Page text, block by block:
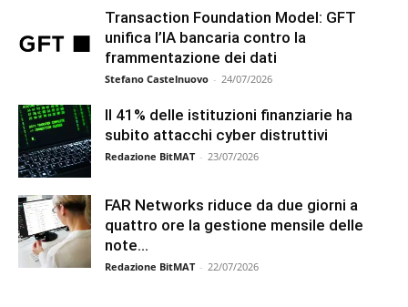
Transaction Foundation Model: GFT
unifica l’IA bancaria contro la
frammentazione dei dati
Stefano Castelnuovo - 24/07/2026
Il 41% delle istituzioni finanziarie ha
subito attacchi cyber distruttivi
Redazione BitMAT - 23/07/2026
FAR Networks riduce da due giorni a
quattro ore la gestione mensile delle
note...
Redazione BitMAT - 22/07/2026